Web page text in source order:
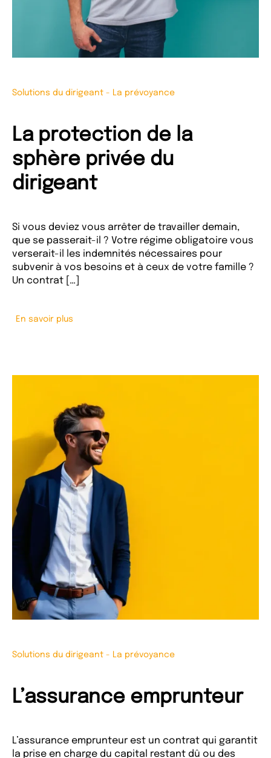
Solutions du dirigeant - La prévoyance
La protection de la
sphère privée du
dirigeant
Si vous deviez vous arrêter de travailler demain,
que se passerait-il ? Votre régime obligatoire vous
verserait-il les indemnités nécessaires pour
subvenir à vos besoins et à ceux de votre famille ?
Un contrat […]
En savoir plus
Solutions du dirigeant - La prévoyance
L’assurance emprunteur
L’assurance emprunteur est un contrat qui garantit
la prise en charge du capital restant dû ou des